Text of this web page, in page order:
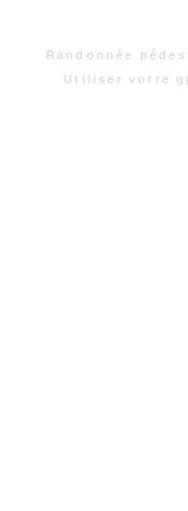
Randonnée
Utiliser votre